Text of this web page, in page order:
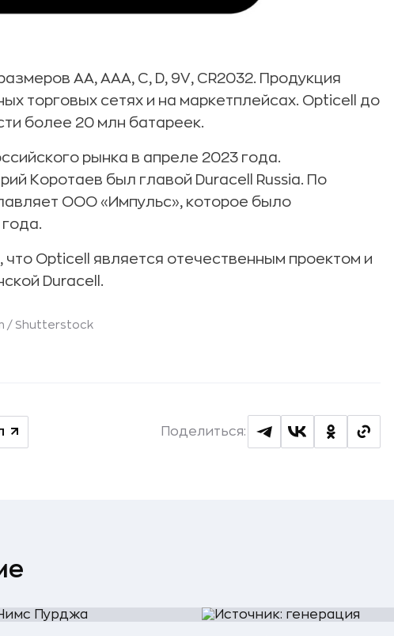
АА, ААА, C, D, 9V, CR2032. Продукция
торговых сетях и на маркетплейсах. Opticell до
более 20 млн батареек.
рынка в апреле 2023 года.
Коротаев был главой Duracell Russia. По
ООО «Импульс», которое было
Opticell является отечественным проектом и
Duracell.
/ Shutterstock
Поделиться: